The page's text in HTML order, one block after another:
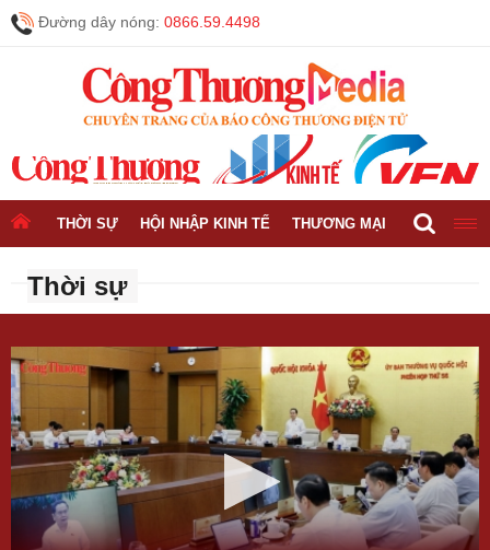
Đường dây nóng: 0866.59.4498
THỜI SỰ HỘI NHẬP KINH TẾ THƯƠNG MẠI CÔNG
Thời sự